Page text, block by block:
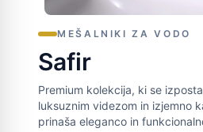
MEŠALNIKI ZA VODO
Safir
Premium kolekcija, ki se
luksuznim videzom in izjemno
prinaša eleganco in